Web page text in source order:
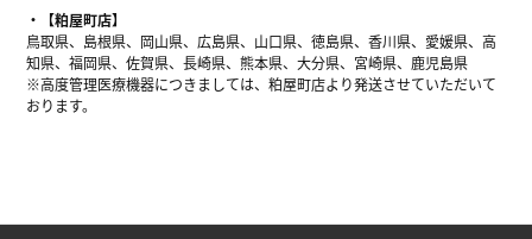
【粕屋町店】
鳥取県、島根県、岡山県、広島県、山口県、徳島県、香川県、愛媛県、高
知県、福岡県、佐賀県、長崎県、熊本県、大分県、宮崎県、鹿児島県
※高度管理医療機器につきましては、粕屋町店より発送させていただいて
おります。